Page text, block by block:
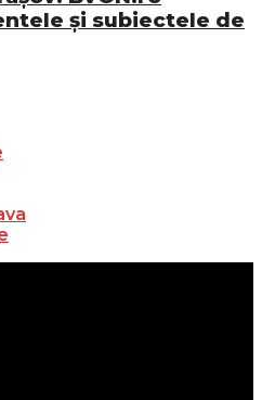
și subiectele de